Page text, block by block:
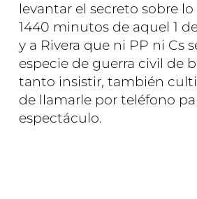
levantar el secreto sobre
1440 minutos de aquel 1
y a Rivera que ni PP ni Cs
especie de guerra civil de
tanto insistir, también
de llamarle por teléfono
espectáculo.